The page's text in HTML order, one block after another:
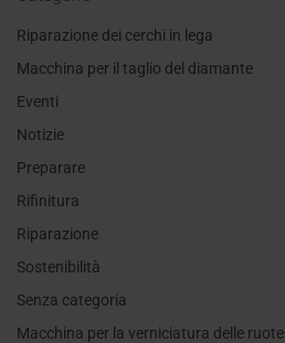
Riparazione dei cerchi in lega
Macchina per il taglio del diamante
Eventi
Notizie
Preparare
Rifinitura
Riparazione
Sostenibilità
Senza categoria
Macchina per la verniciatura delle ruote